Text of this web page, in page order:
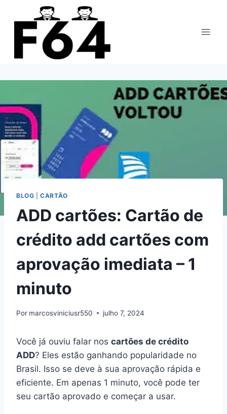
para
BLOG |CARTÃO
ADD cartões: Cartão de
crédito add cartões com
aprovação imediata – 1
minuto
Por marcosviniciusr550 julho 7, 2024
Você já ouviu falar nos cartões de crédito
ADD? Eles estão ganhando popularidade no
Brasil. Isso se deve à sua aprovação rápida e
eficiente. Em apenas 1 minuto, você pode ter
seu cartão aprovado e começar a usar.